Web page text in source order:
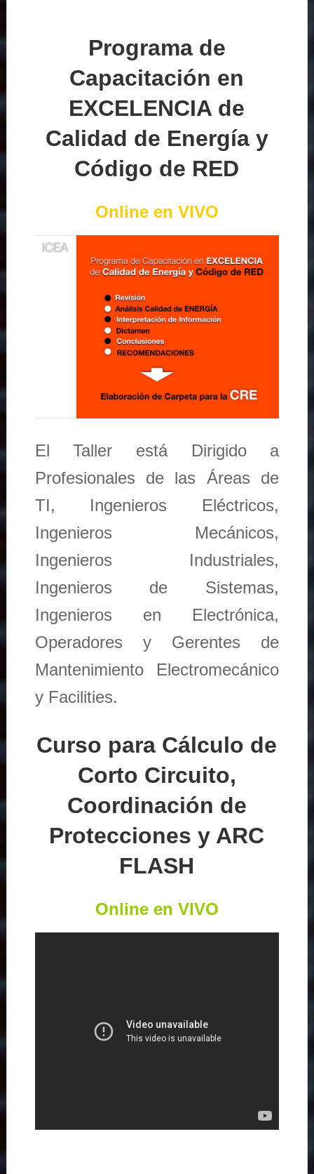
Programa de
Capacitación en
EXCELENCIA de
Calidad de Energía y
Código de RED
Online en VIVO
El Taller está Dirigido a
Profesionales de las Áreas de
TI, Ingenieros Eléctricos,
Ingenieros Mecánicos,
Ingenieros Industriales,
Ingenieros de Sistemas,
Ingenieros en Electrónica,
Operadores y Gerentes de
Mantenimiento Electromecánico
y Facilities.
Curso para Cálculo de
Corto Circuito,
Coordinación de
Protecciones y ARC
FLASH
Online en VIVO